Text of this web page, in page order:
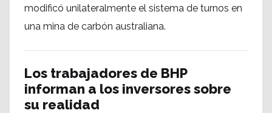
modificó unilateralmente el sistema de turnos en
una mina de carbón australiana.
Los trabajadores de BHP
informan a los inversores sobre
su realidad